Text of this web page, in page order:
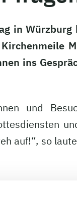
in
ins
und
auf!“, so
starke
– ein klares